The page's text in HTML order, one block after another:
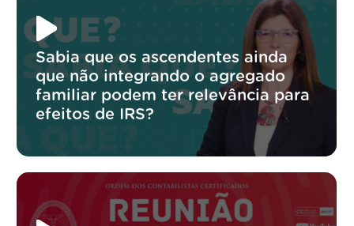
Sabia que os ascendentes ainda
que não integrando o agregado
familiar podem ter relevância para
efeitos de IRS?